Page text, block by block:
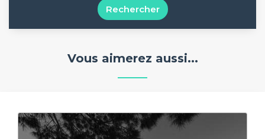
Rechercher
Vous aimerez aussi...